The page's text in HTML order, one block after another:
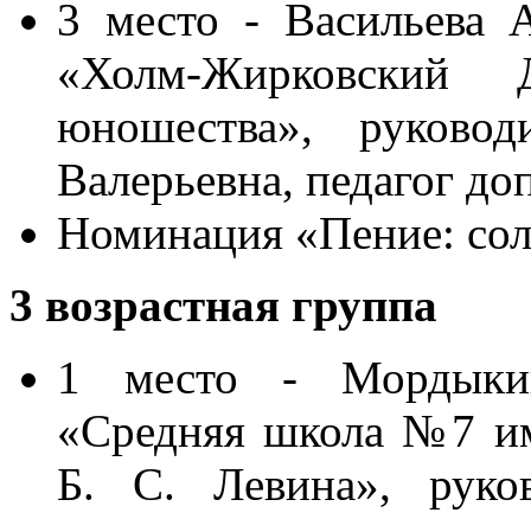
3 место - Васильева
«Холм-
юношества»,
Валерьевна, педагог
Номинация «Пение:
3 возрастная группа
1 место -
«Средняя школа №7
Б. С. Левина»,